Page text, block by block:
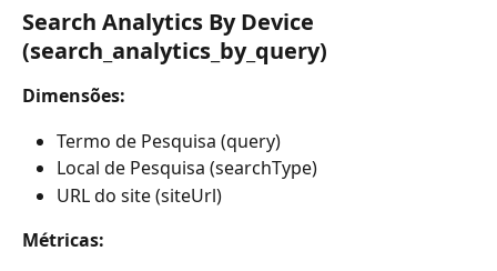
Search Analytics By Device
(search_analytics_by_query)
Dimensões:
Termo de Pesquisa (query)
Local de Pesquisa (searchType)
URL do site (siteUrl)
Métricas: